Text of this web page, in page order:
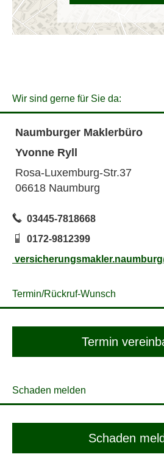
Wir sind gerne für Sie da:
Naumburger Maklerbüro
Yvonne Ryll
Rosa-Luxemburg-Str.37
06618 Naumburg
03445-7818668
0172-9812399
Termin/Rück­ruf-Wunsch
Termin
Schaden melden
Schaden